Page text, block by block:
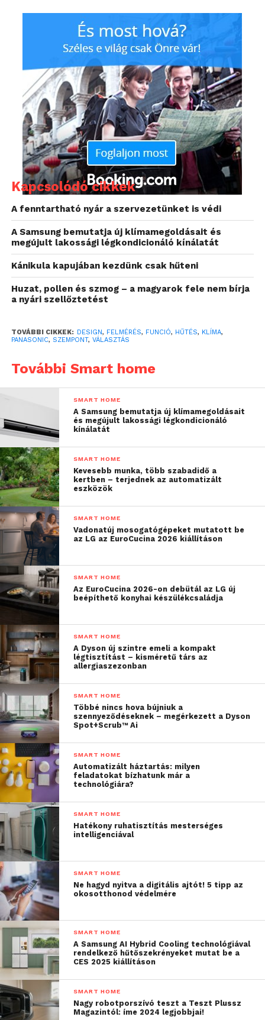
is, hiszen manapság a felhasználók gyakran
keresnek olyan megoldásokat, amelyek
illenek az otthoni enteriőrbe, de hasonlóan
vannak ezzel a vendéglátóhelyek és üzletek is.
„Az új, grafitszürke színű
készülékkel szeretnénk
alternatívát ajánlani
azoknak a vásárlóknak,
akik a fehér vagy ezüst
színű klímaberendezések
helyett valamilyen más,
stílusos megoldásra
vágynak”
– mondta el Szabó-Jilek Ágnes, a Panasonic
Heating & Cooling Solutions, azaz fűtés-hűtés
Bár továbbra is a „fehér dobozok” a legjellemzőbbek
hazánkban, ha klímaberendezésekről van szó,
azonban ezek között is van különbség, amit egy
stílusra érzékeny szem többségében azonnal
felismer és mérlegel. Karcsúság, ívek, fém inzertek,
logózás, matt, fényes vagy strukturált anyag,
portaszító képesség mind-mind szempont lehet. Ma
már a légkondicionálók évtizedes múltra
tekintetnek vissza hazánkban is, így több ember
látott már ugyan működő, de igencsak besárgult,
elszíneződött idős készülékeket. Bár az
anyagtechnológia is fejlődik például az
energiahatékonyság mellett, ez a jelenség is
hozzájárult a színes készülékek térnyeréséhez. A
Panasonic választékában a fehér mellett ezüst és
grafitszürke oldalfali készülékek érhetők el.
„A social media
felületünkön kérdeztük
meg követőinket, hogy
amennyiben most klímát
vásárolnának, a fehér
vagy grafitszínű
készülékünket
választanák. A szavazást
elsöprő többséggel
nyerte a grafitszürke
színű új Panasonic
Etherea készülék
– mondta Szabó-Jilek Ágnes.
„A szín mellett az is egy
lényeges tényező, hogy a
kiváló minőségű, falra
szerelhető
légkondicionáló elegáns
kialakítású, mindössze
Kapcsolódó cikkek
A fenntartható nyár a szervezetünket is védi
A Samsung bemutatja új klímamegoldásait és
megújult lakossági légkondicionáló kínálatát
Kánikula kapujában kezdünk csak hűteni
Huzat, pollen és szmog – a magyarok fele nem bírja
a nyári szellőztetést
TOVÁBBI CIKKEK: DESIGN, FELMÉRÉS, FUNCIÓ, HŰTÉS, KLÍMA,
PANASONIC, SZEMPONT, VÁLASZTÁS
További Smart home
SMART HOME
A Samsung bemutatja új klímamegoldásait
és megújult lakossági légkondicionáló
kínálatát
SMART HOME
Kevesebb munka, több szabadidő a
kertben – terjednek az automatizált
eszközök
SMART HOME
Vadonatúj mosogatógépeket mutatott be
az LG az EuroCucina 2026 kiállításon
SMART HOME
Az EuroCucina 2026-on debütál az LG új
beépíthető konyhai készülékcsaládja
SMART HOME
A Dyson új szintre emeli a kompakt
légtisztítást – kisméretű társ az
allergiaszezonban
SMART HOME
Többé nincs hova bújniuk a
szennyeződéseknek – megérkezett a Dyson
Spot+Scrub™ Ai
SMART HOME
Automatizált háztartás: milyen
feladatokat bízhatunk már a
technológiára?
SMART HOME
Hatékony ruhatisztítás mesterséges
intelligenciával
SMART HOME
Ne hagyd nyitva a digitális ajtót! 5 tipp az
okosotthonod védelmére
SMART HOME
A Samsung AI Hybrid Cooling technológiával
rendelkező hűtőszekrényeket mutat be a
CES 2025 kiállításon
SMART HOME
Nagy robotporszívó teszt a Teszt Plussz
Magazintól: íme 2024 legjobbjai!